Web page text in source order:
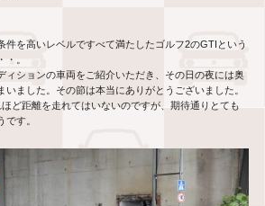
件を高いレベルですべて満たしたゴルフ2のGTI という
。
ィションの車両をご紹介いただき、その日の夜には奥
いました。その節は本当にありがとうございました。
ど距離を走れてはいないのですが、期待通りとても
す。